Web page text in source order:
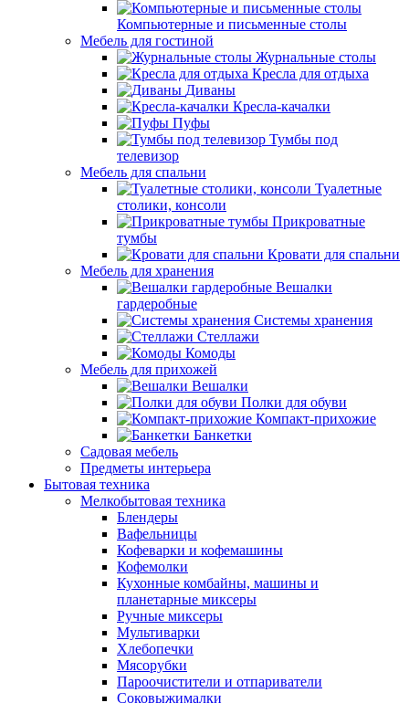
Компьютерные и письменные столы
Мебель для гостиной
Журнальные столы
Кресла для отдыха
Диваны
Кресла-качалки
Пуфы
Тумбы под
телевизор
Мебель для спальни
Туалетные
столики, консоли
Прикроватные
тумбы
Кровати для спальни
Мебель для хранения
Вешалки
гардеробные
Системы хранения
Стеллажи
Комоды
Мебель для прихожей
Вешалки
Полки для обуви
Компакт-прихожие
Банкетки
Садовая мебель
Предметы интерьера
Бытовая техника
Мелкобытовая техника
Блендеры
Вафельницы
Кофеварки и кофемашины
Кофемолки
Кухонные комбайны, машины и
планетарные миксеры
Ручные миксеры
Мультиварки
Хлебопечки
Мясорубки
Пароочистители и отпариватели
Соковыжималки